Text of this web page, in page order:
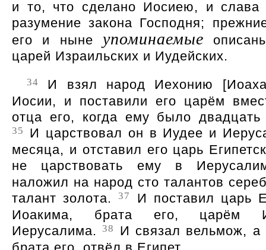
и то, что сделано Иосиею, и слава
разумение закона Господня;
его и ныне упоминаемые
царей Израильских и Иудейских.
34
И взял народ Иехонию
Иосии, и поставили его царём
отца его, когда ему было двадцать
35
И царствовал он в Иудее и
месяца, и отставил его царь
не царствовать ему в
наложил на народ сто талантов
талант золота.
37
И поставил царь
Иоакима, брата его, царём
Иерусалима.
38
И связал вельмож, а